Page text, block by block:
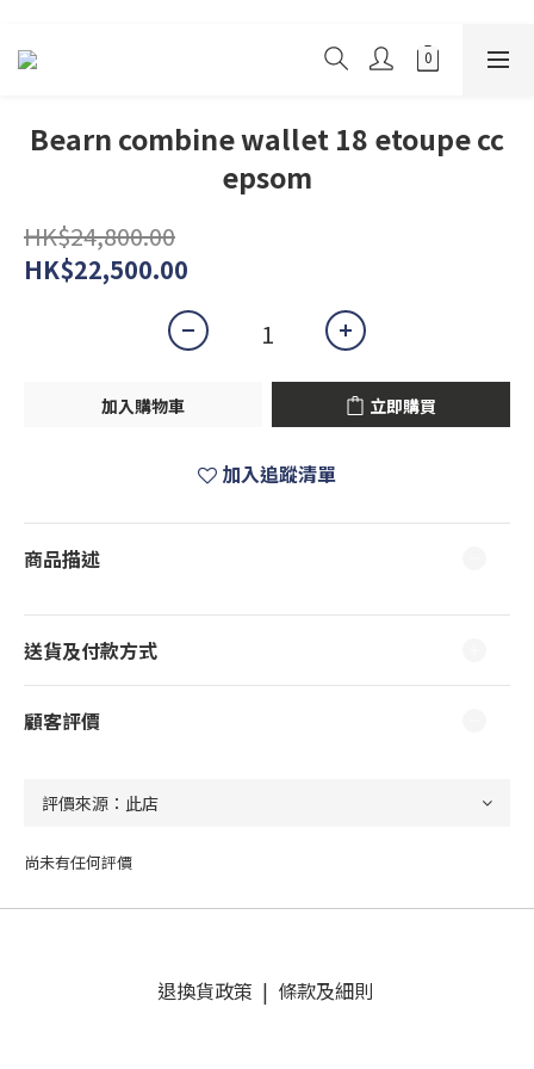
Bearn combine wallet 18 etoupe cc
epsom
HK$24,800.00
HK$22,500.00
加入購物車 立即購買
加入追蹤清單
商品描述
送貨及付款方式
顧客評價
尚未有任何評價
退換貨政策 | 條款及細則